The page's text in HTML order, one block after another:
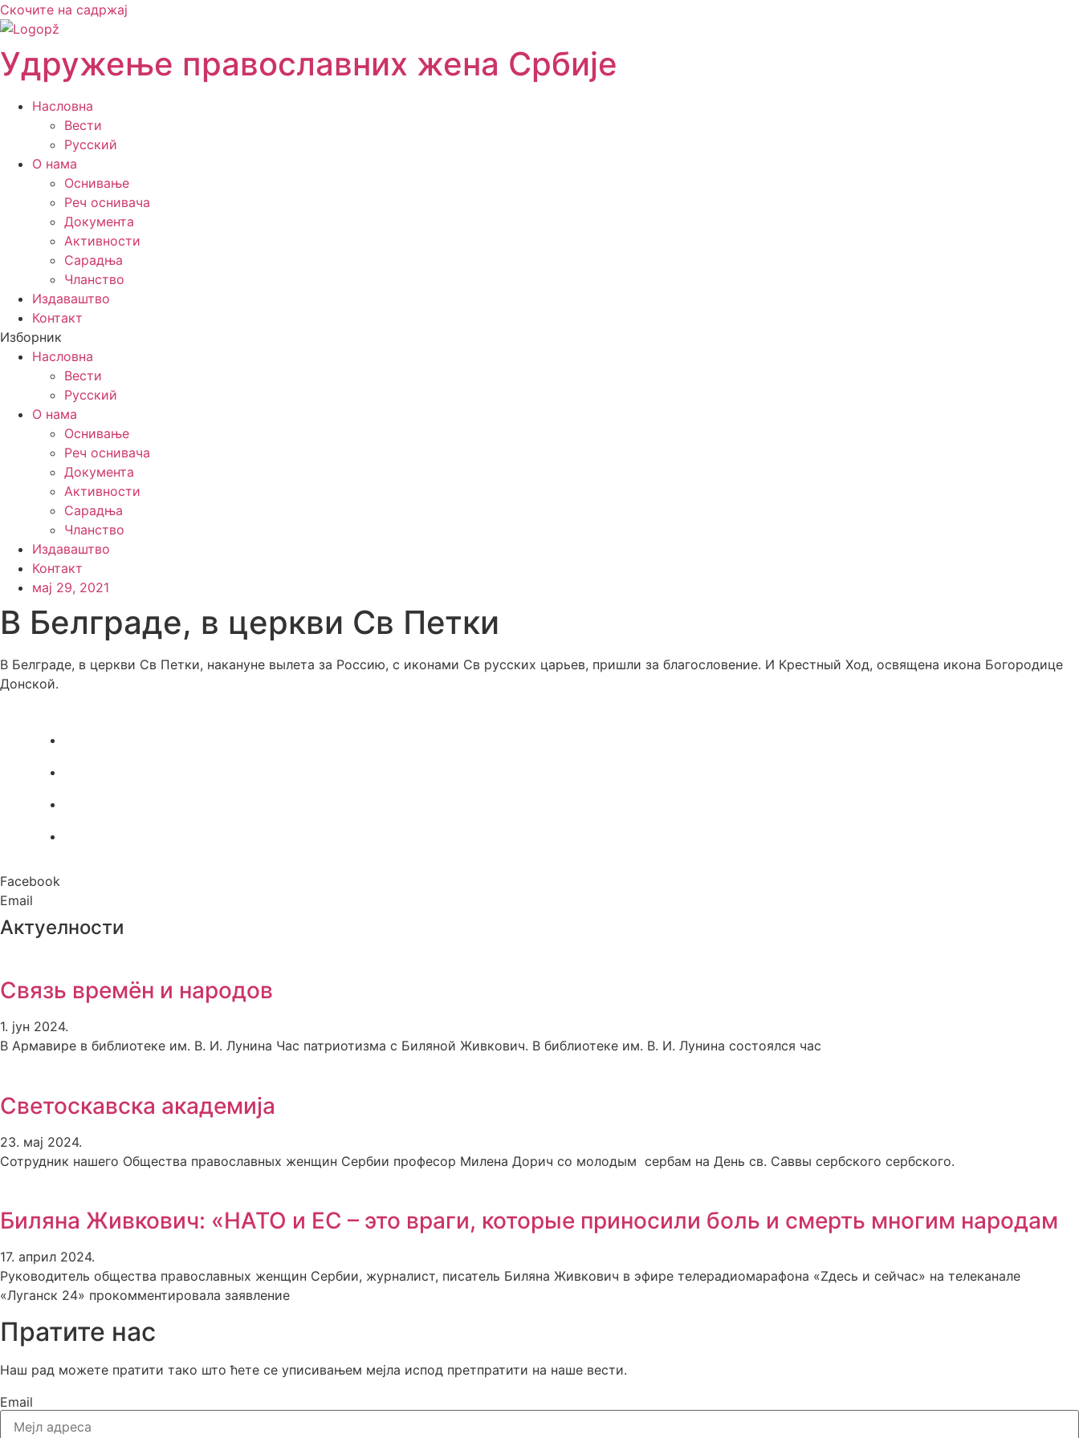
Скочите на садржај
Удружење православних жена Србије
Насловна
Вести
Русский
О нама
Оснивање
Реч оснивача
Документа
Активности
Сарадња
Чланство
Издаваштво
Контакт
Изборник
Насловна
Вести
Русский
О нама
Оснивање
Реч оснивача
Документа
Активности
Сарадња
Чланство
Издаваштво
Контакт
мај 29, 2021
В Белграде, в церкви Св Петки
В Белграде, в церкви Св Петки, накануне вылета за Россию, с иконами Св русских царьев, пришли за благословение. И Крестный Ход, освящена икона Богородице
Донской.
Facebook
Email
Актуелности
Связь времён и народов
1. јун 2024.
В Армавире в библиотеке им. В. И. Лунина Час патриотизма с Биляной Живкович. В библиотеке им. В. И. Лунина состоялся час
Светоскавска академија
23. мај 2024.
Сотрудник нашего Общества православных женщин Сербии професор Милена Дорич со молодым сербам на День св. Саввы сербского сербского.
Биляна Живкович: «НАТО и ЕС – это враги, которые приносили боль и смерть многим народам
17. април 2024.
Руководитель общества православных женщин Сербии, журналист, писатель Биляна Живкович в эфире телерадиомарафона «Zдесь и сейчас» на телеканале
«Луганск 24» прокомментировала заявление
Пратите нас
Наш рад можете пратити тако што ћете се уписивањем мејла испод претпратити на наше вести.
Email